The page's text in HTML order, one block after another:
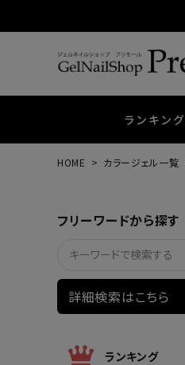
ランキング
ウェービージェル
ネイルマシン
HOME カラージェル一覧
フリーワードから探す
詳細検索はこちら
ランキング